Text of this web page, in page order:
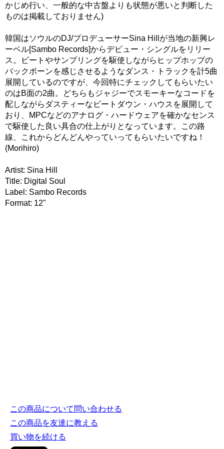
かじめ行い、一般的な中古盤よりも状態が悪いと判断した
ものは掲載しておりません)
韓国はソウルのDJ/プロデューサーSina Hillが当地の新興レ
ーベル[Sambo Records]からデビュー・シングルをリリー
ス。ビートやサンプリングを駆使しながらヒップホップの
バックボーンを感じさせるようなダンス・トラックを計5曲
展開しているのですが、今回特にチェックしてもらいたい
のはB面の2曲。どちらもジャジーでスモーキーなコードを
配しながらダスティーなビートダウン・ハウスを展開して
おり、MPCなどのアナログ・ハードウェアを確かなセンス
で駆使した良い具合の仕上がりとなっています。この路
線、これからどんどんやっていってもらいたいですね！
(Morihiro)
Artist: Sina Hill
Title: Digital Soul
Label: Sambo Records
Format: 12"
この商品について問い合わせる
この商品を友達に教える
買い物を続ける